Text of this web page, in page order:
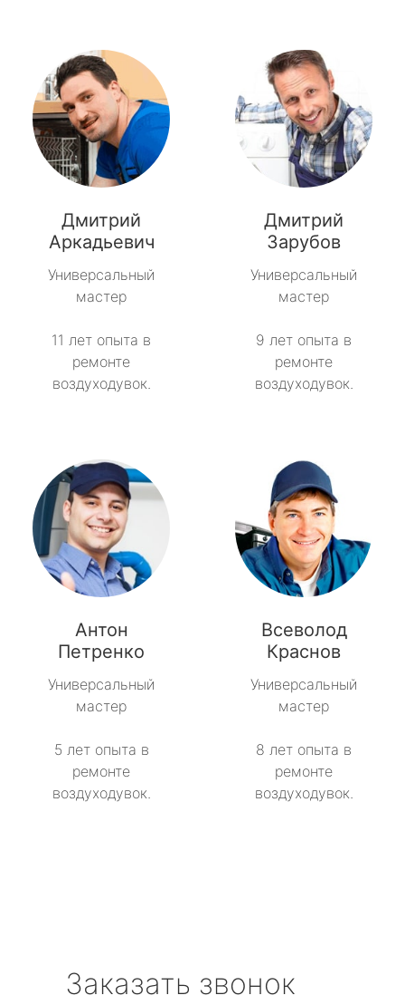
Дмитрий
Аркадьевич
Универсальный
мастер
11 лет опыта в
ремонте
воздуходувок.
Дмитрий
Зарубов
Универсальный
мастер
9 лет опыта в
ремонте
воздуходувок.
Антон
Петренко
Универсальный
мастер
5 лет опыта в
ремонте
воздуходувок.
Всеволод
Краснов
Универсальный
мастер
8 лет опыта в
ремонте
воздуходувок.
Заказать звонок